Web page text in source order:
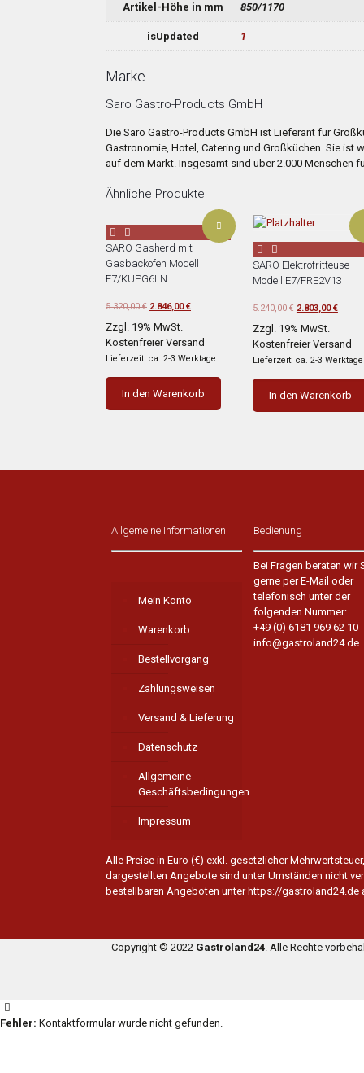
Artikel-Höhe in mm 850/1170
isUpdated 1
Marke
Saro Gastro-Products GmbH
Die Saro Gastro-Products GmbH ist Lieferant für
Gastronomie, Hotel, Catering und Großküchen. Sie ist
auf dem Markt. Insgesamt sind über 2.000 Menschen
Ähnliche Produkte
SARO Gasherd mit
Gasbackofen Modell
E7/KUPG6LN
5.320,00€ Ursprünglicher
Preis
war:
2.846,00€Aktueller
ist:
Zzgl. 19% MwSt.
Kostenfreier Versand
Lieferzeit: ca. 2-3 Werktage
In den Warenkorb
SARO Elektrofritteuse
Modell E7/FRE2V13
5.240,00€ Ursprünglicher
Preis
war:
2.803,00€
ist:
Zzgl. 19% MwSt.
Kostenfreier Versand
Lieferzeit: ca. 2-3 Werktage
In den Warenkorb
Allgemeine Informationen
Mein Konto
Warenkorb
Bestellvorgang
Zahlungsweisen
Versand & Lieferung
Datenschutz
Allgemeine
Geschäftsbedingungen
Impressum
Bedienung
Bei Fragen beraten wir
gerne per E-Mail oder
telefonisch unter der
folgenden Nummer:
+49 (0) 6181 969 62 10
info@gastroland24.de
Alle Preise in Euro (€) exkl. gesetzlicher
dargestellten Angebote sind unter Umständen nicht
bestellbaren Angeboten unter https://gastroland24.de
Copyright © 2022 Gastroland24 . Alle Rechte
Fehler: Kontaktformular wurde nicht gefunden.